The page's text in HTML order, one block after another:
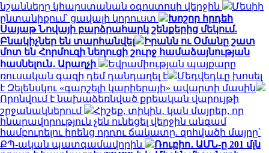
նշանները կհարստանան օգոստոսի վերջին
Մեսիի
ընտանիքում՝ ցավալի կորուստ
Խոշոր հրդեհ
Սայաթ Նովայի բարձրահարկ շենքերից մեկում.
Բնակիչներ են տարհանվել
Իրանն ու Օմանը շատ
մոտ են Հորմուզի նեղուցի շուրջ համաձայնության
հասնելուն․ Արաղչի
Եվրամիության պայքարը
ռուսական գազի դեմ դանդաղել է
Մեդվեդևը խոսել
է Զելենսկու «գարշելի կարիերայի» ավարտի մասին
Որոնվում է նախաձեռնված քրեական վարույթի
շրջանակներում
Հիշեք, տիկին․ կան մայրեր, որ
հնարավորություն չեն ունեցել վերջին անգամ
համբուրելու իրենց որդու ճակատը. զոհվածի մայրը՝
ՔՊ-ական պատգամավորին
Ռուբիո․ ԱՄՆ-ը 201 մլն